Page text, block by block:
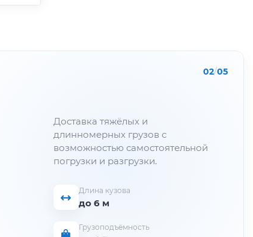
02/05
Доставка тяжёлых и
длинномерных грузов с
возможностью самостоятельной
погрузки и разгрузки.
Длина кузова
до 6 м
Грузоподъёмность